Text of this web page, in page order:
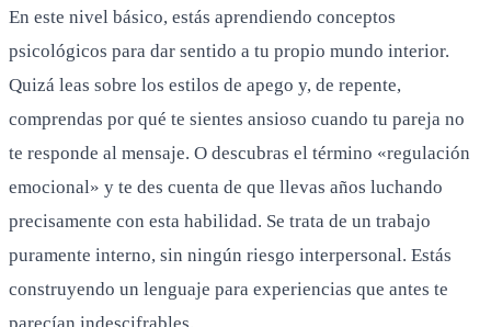
En este nivel básico, estás aprendiendo conceptos
psicológicos para dar sentido a tu propio mundo interior.
Quizá leas sobre los estilos de apego y, de repente,
comprendas por qué te sientes ansioso cuando tu pareja no
te responde al mensaje. O descubras el término «regulación
emocional» y te des cuenta de que llevas años luchando
precisamente con esta habilidad. Se trata de un trabajo
puramente interno, sin ningún riesgo interpersonal. Estás
construyendo un lenguaje para experiencias que antes te
parecían indescifrables.